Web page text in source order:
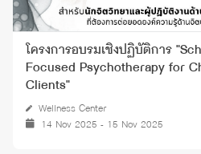
โครงการอบรมเชิงปฏิบัติการ
Focused Psychotherapy for
Clients"
Wellness Center
14 Nov 2025 - 15 Nov 2025